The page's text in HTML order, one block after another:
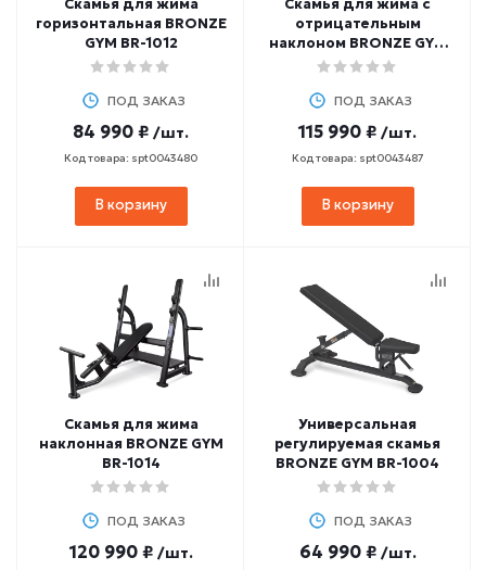
Скамья для жима
горизонтальная BRONZE
GYM BR-1012
ПОД ЗАКАЗ
84 990 ₽ /шт.
Код товара: spt0043480
В корзину
Скамья для жима с
отрицательным
наклоном BRONZE GYM
BR-1013
ПОД ЗАКАЗ
115 990 ₽ /шт.
Код товара: spt0043487
В корзину
Скамья для жима
наклонная BRONZE GYM
BR-1014
ПОД ЗАКАЗ
120 990 ₽ /шт.
Универсальная
регулируемая скамья
BRONZE GYM BR-1004
ПОД ЗАКАЗ
64 990 ₽ /шт.